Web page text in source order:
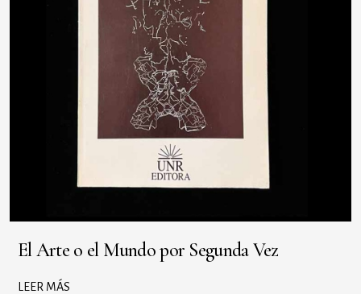
El Arte o el Mundo por Segunda Vez
LEER MÁS